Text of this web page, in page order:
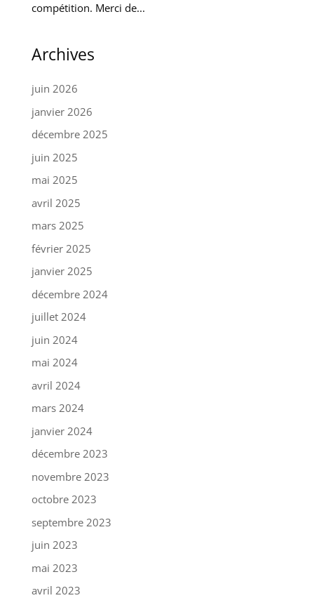
compétition. Merci de...
Archives
juin 2026
janvier 2026
décembre 2025
juin 2025
mai 2025
avril 2025
mars 2025
février 2025
janvier 2025
décembre 2024
juillet 2024
juin 2024
mai 2024
avril 2024
mars 2024
janvier 2024
décembre 2023
novembre 2023
octobre 2023
septembre 2023
juin 2023
mai 2023
avril 2023